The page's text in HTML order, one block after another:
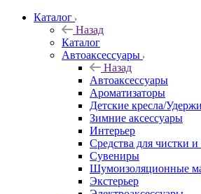
Каталог
Назад
Каталог
Автоаксессуары
Назад
Автоаксессуары
Ароматизаторы
Детские кресла/
Зимние аксессуары
Интерьер
Средства для чистки
Сувениры
Шумоизоляционные
Экстерьер